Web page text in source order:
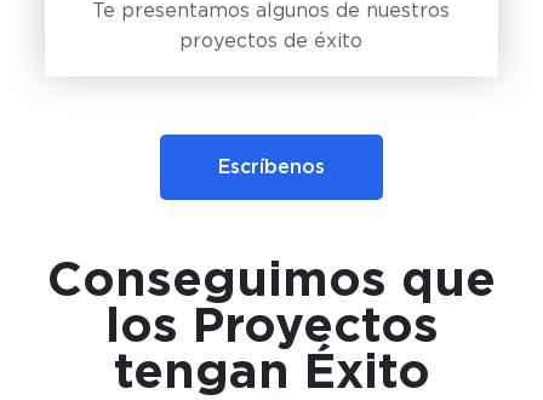
Te presentamos algunos de nuestros
proyectos de éxito
Escríbenos
Conseguimos que
los Proyectos
tengan Éxito